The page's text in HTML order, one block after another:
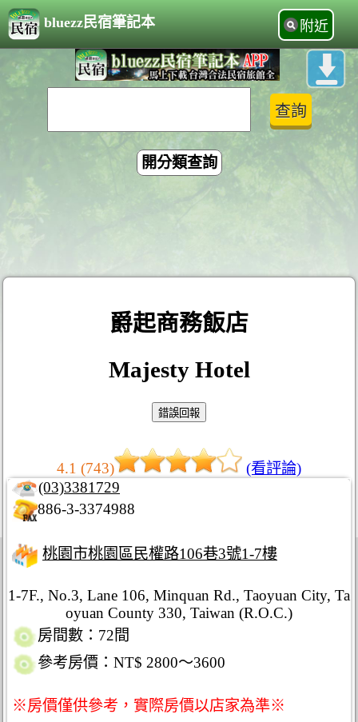
bluezz民宿筆記本 附近
開分類查詢
爵起商務飯店
Majesty Hotel
4.1 (743)
(看評論)
(03)3381729
886-3-3374988
桃園市桃園區民權路106巷3號1-7樓
1-7F., No.3, Lane 106, Minquan Rd., Taoyuan City, Ta
oyuan County 330, Taiwan (R.O.C.)
房間數：72間
參考房價：NT$ 2800～3600
※房價僅供參考，實際房價以店家為準※